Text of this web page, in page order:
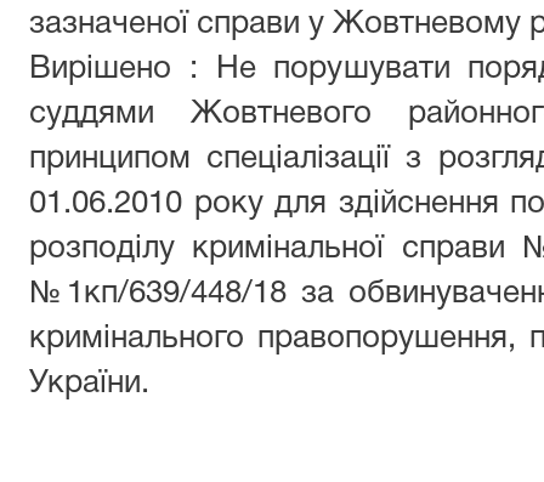
зазначеної справи у Жовтневому
Вирішено : Не порушувати
суддями Жовтневого
принципом спеціалізації з
01.06.2010 року для здійснення
розподілу кримінальної
№1кп/639/448/18 за
кримінального правопорушення,
України.